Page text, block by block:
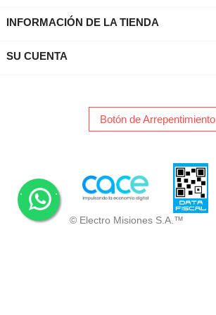
INFORMACIÓN DE LA TIENDA
SU CUENTA
Botón de Arrepentimiento
© Electro Misiones S.A.™
. .